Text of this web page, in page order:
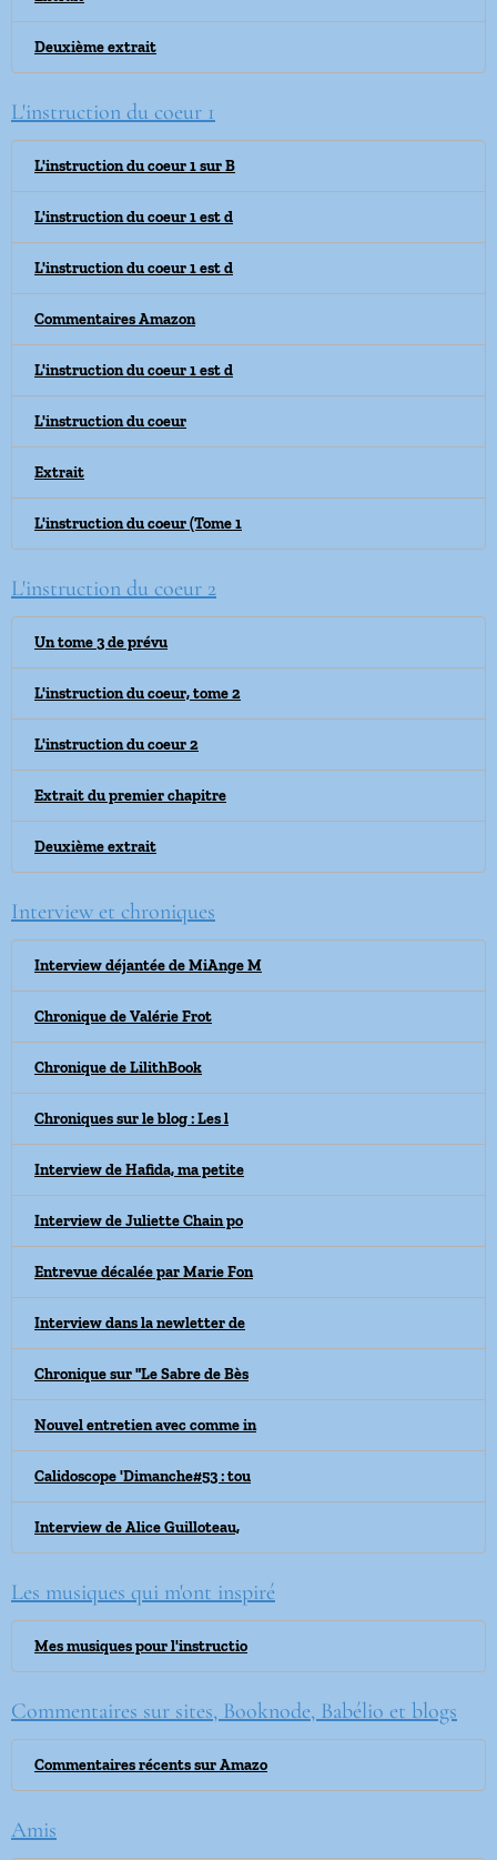
Deuxième extrait
L'instruction du coeur 1
L'instruction du coeur 1 sur B
L'instruction du coeur 1 est d
L'instruction du coeur 1 est d
Commentaires Amazon
L'instruction du coeur 1 est d
L'instruction du coeur
Extrait
L'instruction du coeur (Tome 1
L'instruction du coeur 2
Un tome 3 de prévu
L'instruction du coeur, tome 2
L'instruction du coeur 2
Extrait du premier chapitre
Deuxième extrait
Interview et chroniques
Interview déjantée de MiAnge M
Chronique de Valérie Frot
Chronique de LilithBook
Chroniques sur le blog : Les l
Interview de Hafida, ma petite
Interview de Juliette Chain po
Entrevue décalée par Marie Fon
Interview dans la newletter de
Chronique sur "Le Sabre de Bès
Nouvel entretien avec comme in
Calidoscope 'Dimanche#53 : tou
Interview de Alice Guilloteau,
Les musiques qui m'ont inspiré
Mes musiques pour l'instructio
Commentaires sur sites, Booknode, Babélio et blogs
Commentaires récents sur Amazo
Amis